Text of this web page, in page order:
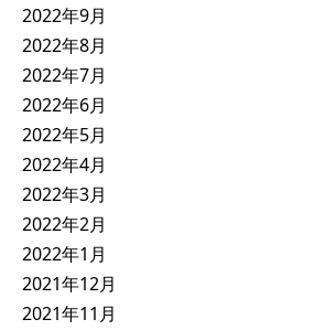
2022年9月
2022年8月
2022年7月
2022年6月
2022年5月
2022年4月
2022年3月
2022年2月
2022年1月
2021年12月
2021年11月